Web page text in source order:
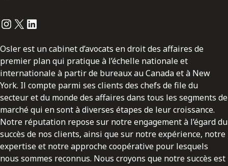
Instagram
Twitter
LinkedIn
Osler est un cabinet d’avocats en droit des affaires de
premier plan qui pratique à l’échelle nationale et
internationale à partir de bureaux au Canada et à New
York. Il compte parmi ses clients des chefs de file du
secteur et du monde des affaires dans tous les segments de
marché qui en sont à diverses étapes de leur croissance.
Notre réputation repose sur notre engagement à l’égard du
succès de nos clients, ainsi que sur notre expérience, notre
expertise et notre approche coopérative pour lesquels
nous sommes reconnus. Nous croyons que notre succès est